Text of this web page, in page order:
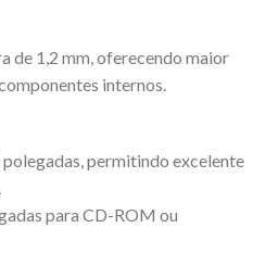
de 1,2 mm, oferecendo maior
internos.
permitindo excelente
para CD-ROM ou